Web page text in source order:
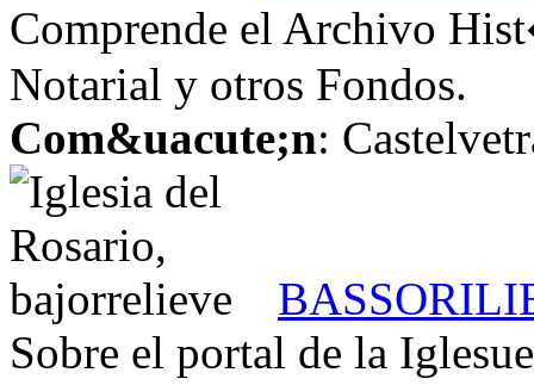
Comprende el Archivo
Notarial y otros Fondos.
Com&uacute;n:
Sobre el portal de la